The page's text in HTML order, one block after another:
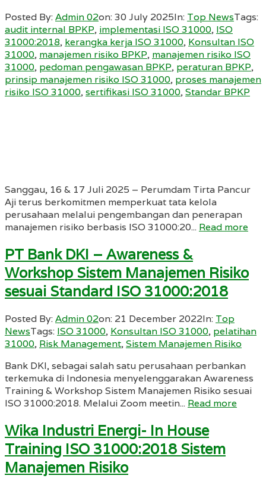
Posted By:Admin 02on:30 July 2025In: Top NewsTags:
audit internal BPKP, implementasi ISO 31000, ISO
31000:2018, kerangka kerja ISO 31000, Konsultan ISO
31000, manajemen risiko BPKP, manajemen risiko ISO
31000, pedoman pengawasan BPKP, peraturan BPKP,
prinsip manajemen risiko ISO 31000, proses manajemen
risiko ISO 31000,sertifikasi ISO 31000,Standar BPKP
Sanggau, 16 & 17 Juli 2025 – Perumdam Tirta Pancur
Aji terus berkomitmen memperkuat tata kelola
perusahaan melalui pengembangan dan penerapan
manajemen risiko berbasis ISO 31000:20... Read more
PT Bank DKI – Awareness &
Workshop Sistem Manajemen Risiko
sesuai Standard ISO 31000:2018
Posted By:Admin 02on: 21 December 2022In: Top
NewsTags: ISO 31000, Konsultan ISO 31000, pelatihan
31000, Risk Management,Sistem Manajemen Risiko
Bank DKI, sebagai salah satu perusahaan perbankan
terkemuka di Indonesia menyelenggarakan Awareness
Training & Workshop Sistem Manajemen Risiko sesuai
ISO 31000:2018. Melalui Zoom meetin... Read more
Wika Industri Energi- In House
Training ISO 31000:2018 Sistem
Manajemen Risiko